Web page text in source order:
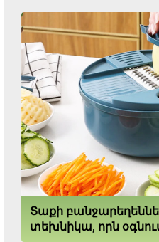
Տաքի
տեխնիկա, որն